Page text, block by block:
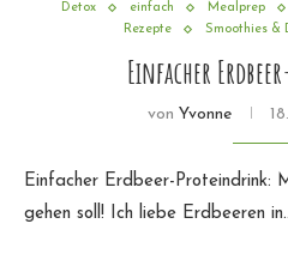
Detox einfach Mealprep
Rezepte
Smoothies &
Einfacher
von Yvonne
Einfacher Erdbeer-Proteindrink:
gehen soll! Ich liebe Erdbeeren